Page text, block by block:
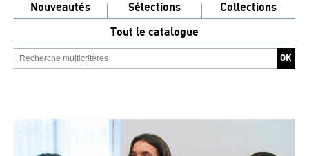
Nouveautés Sélections
Collections
Tout le catalogue